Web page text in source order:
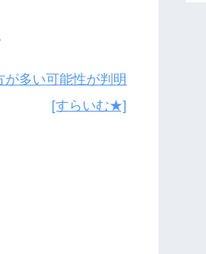
が多い可能性が判明
[すらいむ★]